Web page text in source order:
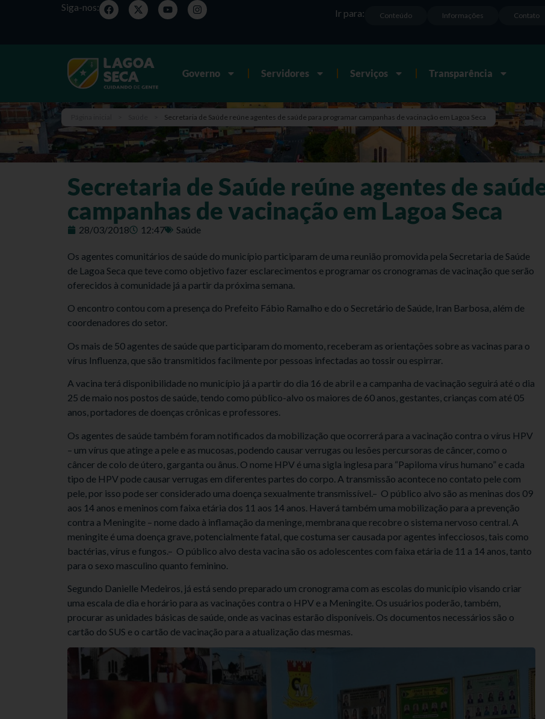
Siga-nos:
Contato
Informações
Conteúdo
Ir para:
Governo Servidores Serviços Transparência
Secretaria de Saúde reúne agentes de saúde para programar campanhas de vacinação em Lagoa Seca
Secretaria de Saúde reúne agentes de
campanhas de vacinação em Lagoa Seca
28/03/2018 12:47 Saúde
Os agentes comunitários de saúde do município participaram de uma reunião promovida pela Secretaria de Saúde
de Lagoa Seca que teve como objetivo fazer esclarecimentos e programar os cronogramas de vacinação que serão
oferecidos à comunidade já a partir da próxima semana.
O encontro contou com a presença do Prefeito Fábio Ramalho e do o Secretário de Saúde, Iran Barbosa, além de
coordenadores do setor.
Os mais de 50 agentes de saúde que participaram do momento, receberam as orientações sobre as vacinas para o
vírus Influenza, que são transmitidos facilmente por pessoas infectadas ao tossir ou espirrar.
A vacina terá disponibilidade no município já a partir do dia 16 de abril e a campanha de vacinação seguirá até o dia
25 de maio nos postos de saúde, tendo como público-alvo os maiores de 60 anos, gestantes, crianças com até 05
anos, portadores de doenças crônicas e professores.
Os agentes de saúde também foram notificados da mobilização que ocorrerá para a vacinação contra o vírus HPV
– um vírus que atinge a pele e as mucosas, podendo causar verrugas ou lesões percursoras de câncer, como o
câncer de colo de útero, garganta ou ânus. O nome HPV é uma sigla inglesa para “Papiloma vírus humano” e cada
tipo de HPV pode causar verrugas em diferentes partes do corpo. A transmissão acontece no contato pele com
pele, por isso pode ser considerado uma doença sexualmente transmissível.– O público alvo são as meninas dos 09
aos 14 anos e meninos com faixa etária dos 11 aos 14 anos. Haverá também uma mobilização para a prevenção
contra a Meningite – nome dado à inflamação da meninge, membrana que recobre o sistema nervoso central. A
meningite é uma doença grave, potencialmente fatal, que costuma ser causada por agentes infecciosos, tais como
bactérias, vírus e fungos.– O público alvo desta vacina são os adolescentes com faixa etária de 11 a 14 anos, tanto
para o sexo masculino quanto feminino.
Segundo Danielle Medeiros, já está sendo preparado um cronograma com as escolas do município visando criar
uma escala de dia e horário para as vacinações contra o HPV e a Meningite. Os usuários poderão, também,
procurar as unidades básicas de saúde, onde as vacinas estarão disponíveis. Os documentos necessários são o
cartão do SUS e o cartão de vacinação para a atualização das mesmas.